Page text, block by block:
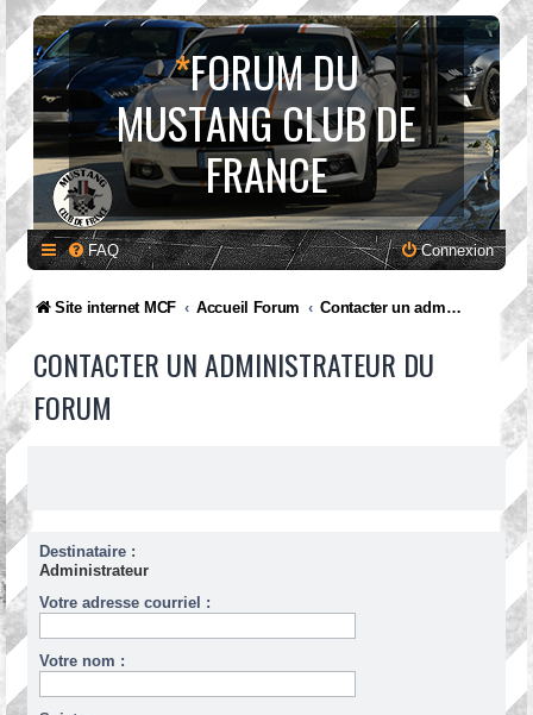
*FORUM DU
MUSTANG CLUB DE
FRANCE
FAQ Connexion
Site internet MCF Accueil Forum Contacter un administrateur du forum
CONTACTER UN ADMINISTRATEUR DU
FORUM
Destinataire :
Administrateur
Votre adresse courriel :
Votre nom :